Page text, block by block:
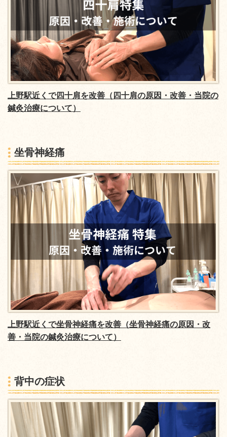
上野駅近くで四十肩を改善（四十肩の原因・改善・当院の
鍼灸治療について）
坐骨神経痛
上野駅近くで坐骨神経痛を改善（坐骨神経痛の原因・改
善・当院の鍼灸治療について）
背中の症状